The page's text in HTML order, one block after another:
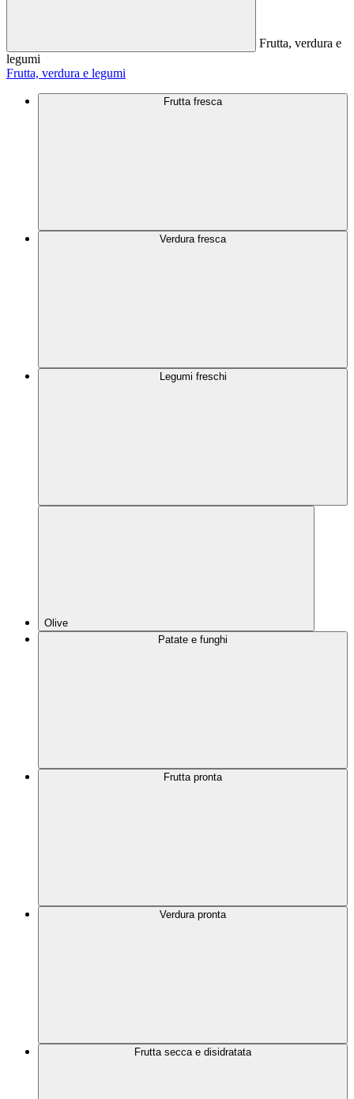
Frutta, verdura e
legumi
Frutta, verdura e legumi
Frutta fresca
Verdura fresca
Legumi freschi
Olive
Patate e funghi
Frutta pronta
Verdura pronta
Frutta secca e disidratata